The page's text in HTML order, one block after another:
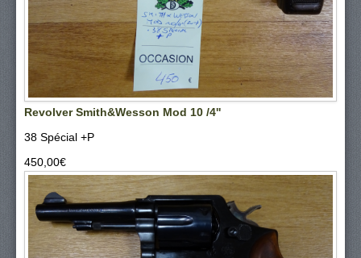
Revolver Smith&Wesson Mod 10 /4''
38 Spécial +P
450,00‎€